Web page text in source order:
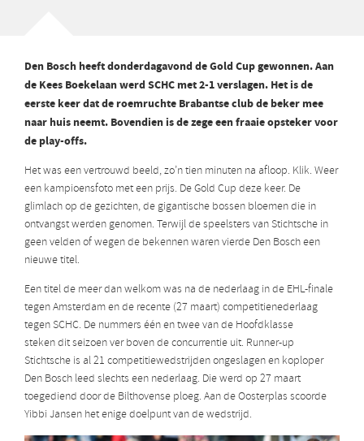
Den Bosch heeft donderdagavond de Gold Cup gewonnen. Aan
de Kees Boekelaan werd SCHC met 2-1 verslagen. Het is de
eerste keer dat de roemruchte Brabantse club de beker mee
naar huis neemt. Bovendien is de zege een fraaie opsteker voor
de play-offs.
Het was een vertrouwd beeld, zo’n tien minuten na afloop. Klik. Weer
een kampioensfoto met een prijs. De Gold Cup deze keer. De
glimlach op de gezichten, de gigantische bossen bloemen die in
ontvangst werden genomen. Terwijl de speelsters van Stichtsche in
geen velden of wegen de bekennen waren vierde Den Bosch een
nieuwe titel.
Een titel de meer dan welkom was na de nederlaag in de EHL-finale
tegen Amsterdam en de recente (27 maart) competitienederlaag
tegen SCHC. De nummers één en twee van de Hoofdklasse
steken dit seizoen ver boven de concurrentie uit. Runner-up
Stichtsche is al 21 competitiewedstrijden ongeslagen en koploper
Den Bosch leed slechts een nederlaag. Die werd op 27 maart
toegediend door de Bilthovense ploeg. Aan de Oosterplas scoorde
Yibbi Jansen het enige doelpunt van de wedstrijd.